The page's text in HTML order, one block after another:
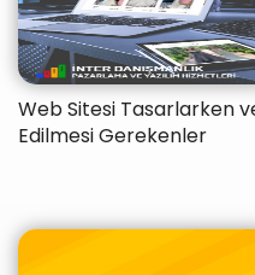
Web Sitesi Tasarlarken
Edilmesi Gerekenler